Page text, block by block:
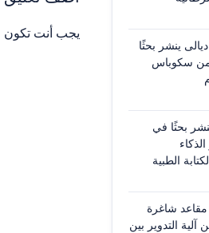
يجب أنت تكون
ينشر بحثًا
سكوباس
بحثًا في
الطبية
شاغرة
التدوير بين